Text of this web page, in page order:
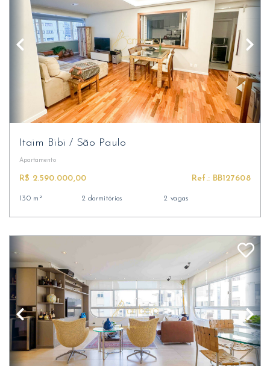
Itaim Bibi/ São Paulo
Apartamento
R$ 2.590.000,00 Ref.: BB127608
130 m² 2 dormitórios 2 vagas